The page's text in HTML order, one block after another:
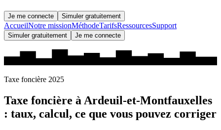
Je me connecte Simuler gratuitement
AccueilNotre missionMéthodeTarifsRessourcesSupport
Simuler gratuitement Je me connecte
Taxe foncière 2025
Taxe foncière àArdeuil-et-Montfauxelles
: taux, calcul, ce que vous pouvez corriger